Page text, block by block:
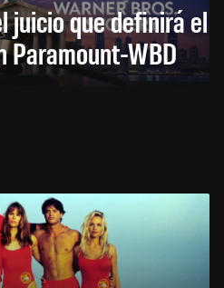
juicio que definirá el
Paramount-WBD